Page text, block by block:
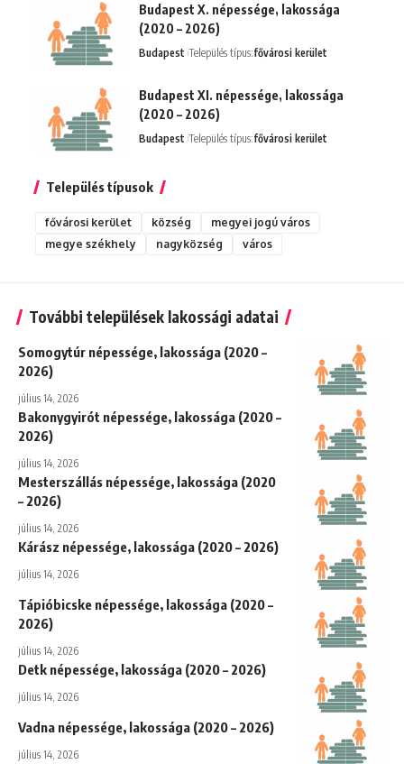
Budapest X. népessége, lakossága
(2020 – 2026)
Budapest Település típus:fővárosi kerület
Budapest XI. népessége, lakossága
(2020 – 2026)
Budapest Település típus:fővárosi kerület
Település típusok
fővárosi kerület község
megyei jogú város
megye székhely
nagyközség város
További települések lakossági adatai
Somogytúr népessége, lakossága (2020 –
2026)
július 14, 2026
Bakonygyirót népessége, lakossága (2020 –
2026)
július 14, 2026
Mesterszállás népessége, lakossága (2020
– 2026)
július 14, 2026
Kárász népessége, lakossága (2020 – 2026)
július 14, 2026
Tápióbicske népessége, lakossága (2020 –
2026)
július 14, 2026
Detk népessége, lakossága (2020 – 2026)
július 14, 2026
Vadna népessége, lakossága (2020 – 2026)
július 14, 2026